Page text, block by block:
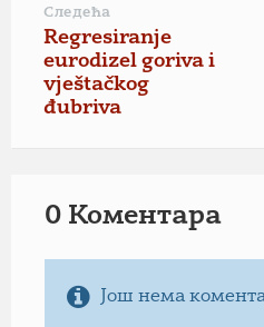
Следећа
Regresiranje
eurodizel goriva i
vještačkog
đubriva
0 Коментарa
Још нема